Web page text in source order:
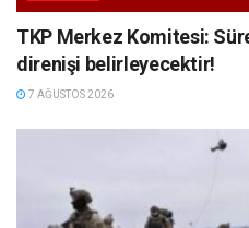
TKP Merkez Komitesi:
direnişi belirleyecektir!
7 AĞUSTOS 2026